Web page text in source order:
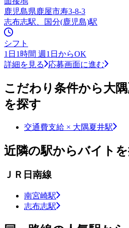
鹿児島県鹿屋市寿3-8-3
志布志駅、国分(鹿児島)駅
シフト
1日1時間 週1日からOK
詳細を見る
応募画面に進む
こだわり条件から大
を探す
交通費支給 × 大隅夏井駅
近隣の駅からバイト
ＪＲ日南線
南宮崎駅
志布志駅